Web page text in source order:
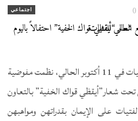
اجتماعي
تزامناً مع اليوم العالمي للفتيات في 11 أكتوبر الحالي، نظمت مفوضية
شعار”أيقظي قواك الخفية” بالتعاون
على الإيمان بقدراتهن ومواهبهن